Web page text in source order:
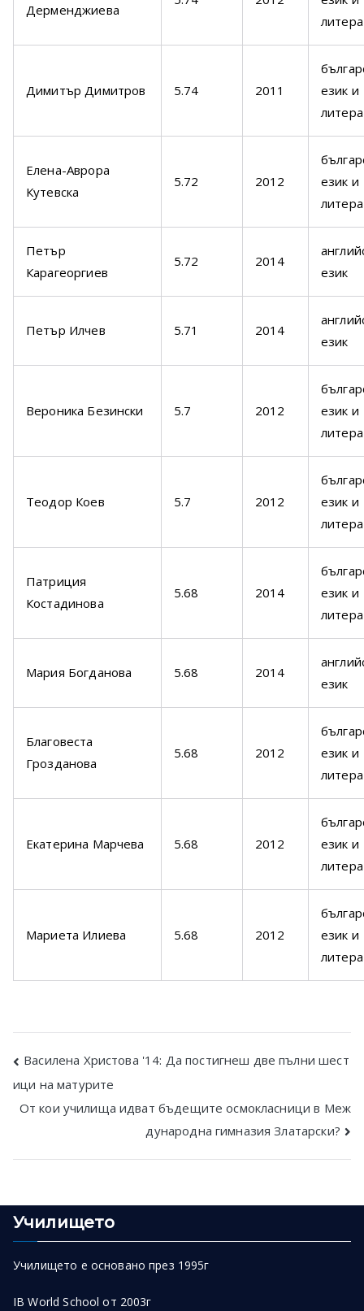
Дерменджиева
Димитър Димитров 5.74 2011
език и
Елена-Аврора
Кутевска
5.72 2012
език и
Петър
Карагеоргиев
5.72 2014
език
Петър Илчев 5.71 2014
език
Вероника Безински 5.7 2012
език и
Теодор Коев 5.7 2012
език и
Патриция
Костадинова
5.68 2014
език и
Мария Богданова 5.68 2014
език
Благовеста
Грозданова
5.68 2012
език и
Екатерина Марчева 5.68 2012
език и
Мариета Илиева 5.68 2012
език и
Post
navigation
Василена Христова '14: Да постигнеш две пълни шест
ици на матурите
От кои училища идват бъдещите осмокласници в Меж
дународна гимназия Златарски?
Училището
Училището е основано през 1995г
IB World School от 2003г